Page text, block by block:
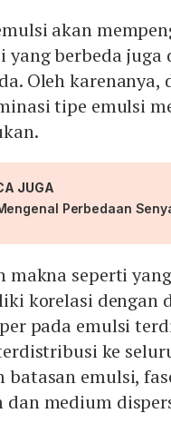
akan
yang berbeda
Oleh
tipe emulsi
JUGA
Perbedaan
makna seperti
korelasi dengan
pada emulsi
ke
batasan emulsi,
dan medium